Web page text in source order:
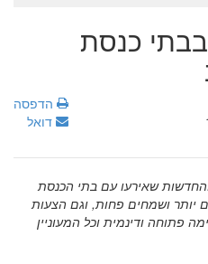
כנסת
הדפסה
דואל
שאירעו עם בתי הכנסת
יותר ושמחים פחות, וגם הצעות
פתוחה ודינמית וכל המעוניין